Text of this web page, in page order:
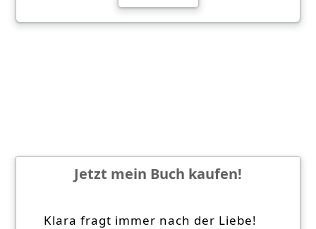
Jetzt mein Buch kaufen!
Klara fragt immer nach der Liebe!